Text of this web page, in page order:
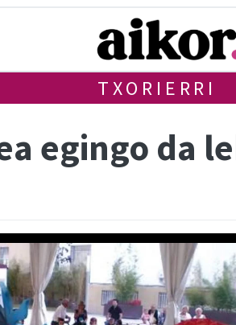
TXORIERRI
egingo da